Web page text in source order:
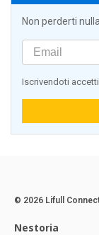
Non perderti
Iscrivendoti
© 2026 Lifull
Nestoria